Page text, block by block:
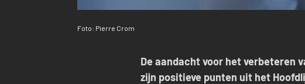
Foto: Pierre Crom
De aandacht voor het verbeteren
zijn positieve punten uit het